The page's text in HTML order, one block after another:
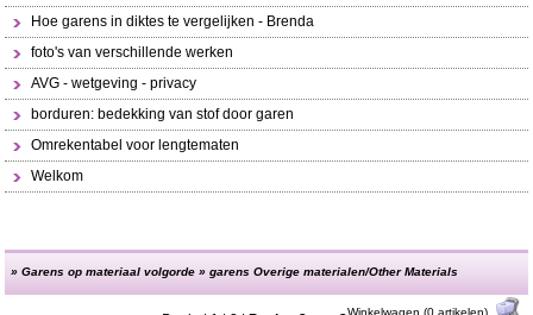
Hoe garens in diktes te vergelijken - Brenda
foto's van verschillende werken
AVG - wetgeving - privacy
borduren: bedekking van stof door garen
Omrekentabel voor lengtematen
Welkom
»Garens op materiaal volgorde »garens Overige materialen/Other Materials
Winkelwagen (0 artikelen)